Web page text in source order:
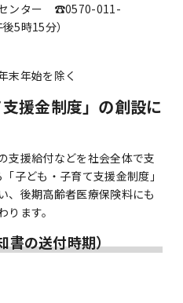
センター ☎0570-011-
5時15分）
末年始を除く
支援金制度」の創設に
支援給付などを社会全体で支
子ども・子育て支援金制度」
、後期高齢者医療保険料にも
ます。
書の送付時期）